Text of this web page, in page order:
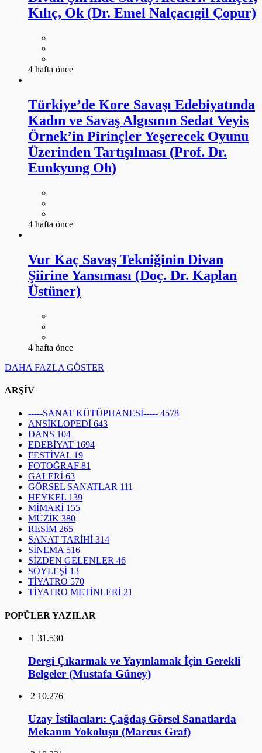
Kılıç, Ok (Dr. Emel Nalçacıgil Çopur)
4 hafta önce
Türkiye’de Kore Savaşı Edebiyatında
Kadın ve Savaş Algısının Sedat Veyis
Örnek’in Pirinçler Yeşerecek Oyunu
Üzerinden Tartışılması (Prof. Dr.
Eunkyung Oh)
4 hafta önce
Vur Kaç Savaş Tekniğinin Divan
Şiirine Yansıması (Doç. Dr. Kaplan
Üstüner)
4 hafta önce
DAHA FAZLA GÖSTER
ARŞİV
-----SANAT KÜTÜPHANESİ----- 4578
ANSİKLOPEDİ 643
DANS 104
EDEBİYAT 1694
FESTİVAL 19
FOTOĞRAF 81
GALERİ 63
GÖRSEL SANATLAR 111
HEYKEL 139
MİMARİ 155
MÜZİK 380
RESİM 265
SANAT TARİHİ 314
SİNEMA 516
SİZDEN GELENLER 46
SÖYLEŞİ 13
TİYATRO 570
TİYATRO METİNLERİ 21
POPÜLER YAZILAR
1 31.530
Dergi Çıkarmak ve Yayınlamak İçin Gerekli
Belgeler (Mustafa Güney)
2 10.276
Uzay İstilacıları: Çağdaş Görsel Sanatlarda
Mekanın Yokoluşu (Marcus Graf)